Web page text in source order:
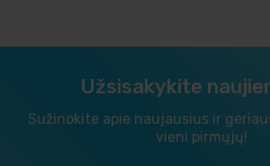
Užsisakykite
Sužinokite apie naujausius ir
vieni pirmųjų!